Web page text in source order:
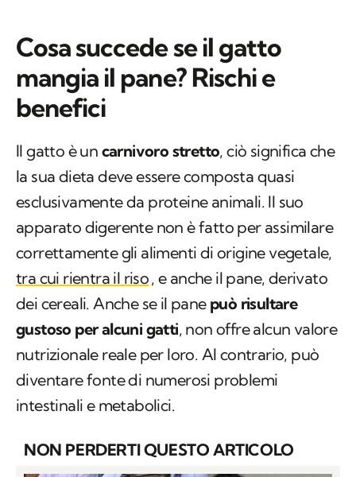
Cosa succede se il gatto
mangia il pane? Rischi e
benefici
Il gatto è un carnivoro stretto, ciò significa che
la sua dieta deve essere composta quasi
esclusivamente da proteine animali. Il suo
apparato digerente non è fatto per assimilare
correttamente gli alimenti di origine vegetale,
tra cui rientra il riso, e anche il pane, derivato
dei cereali. Anche se il pane può risultare
gustoso per alcuni gatti, non offre alcun valore
nutrizionale reale per loro. Al contrario, può
diventare fonte di numerosi problemi
intestinali e metabolici.
NON PERDERTI QUESTO ARTICOLO